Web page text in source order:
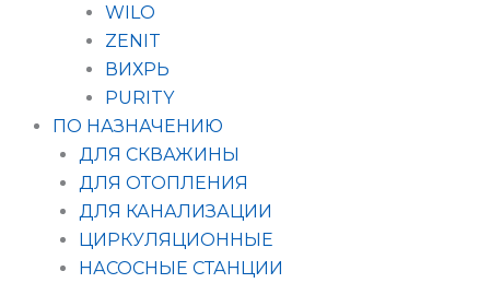
WILO
ZENIT
ВИХРЬ
PURITY
ПО НАЗНАЧЕНИЮ
ДЛЯ СКВАЖИНЫ
ДЛЯ ОТОПЛЕНИЯ
ДЛЯ КАНАЛИЗАЦИИ
ЦИРКУЛЯЦИОННЫЕ
НАСОСНЫЕ СТАНЦИИ